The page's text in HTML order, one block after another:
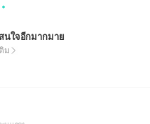
นใจอีกมากมาย
ม